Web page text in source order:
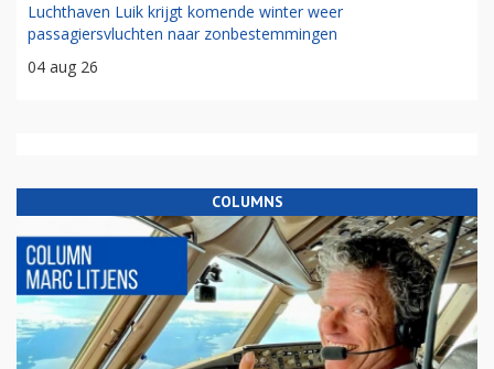
Luchthaven Luik krijgt komende winter weer
passagiersvluchten naar zonbestemmingen
04 aug 26
COLUMNS